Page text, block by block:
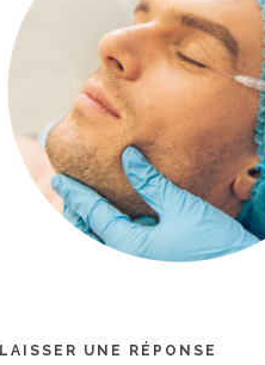
LAISSER UNE RÉPONSE